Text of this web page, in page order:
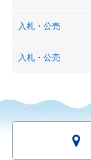
入札・公売
入札・公売